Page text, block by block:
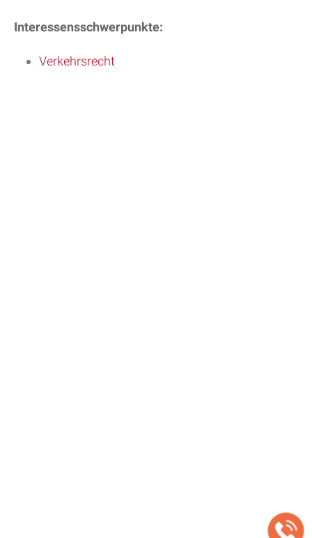
Interessensschwerpunkte:
Verkehrsrecht